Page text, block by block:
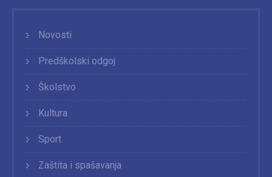
Novosti
Predškolski odgoj
Školstvo
Kultura
Sport
Zaštita i spašavanja